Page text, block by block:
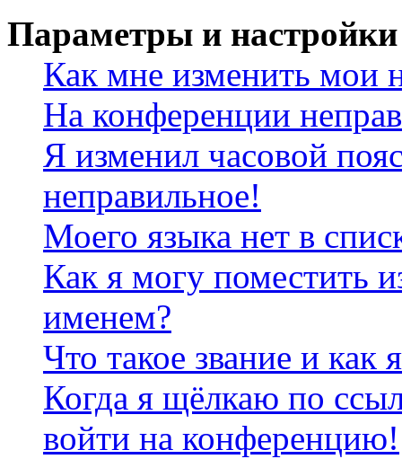
Параметры и настройки
Как мне изменить мои
На конференции
Я изменил часовой
неправильное!
Моего языка нет в
Как я могу поместить
именем?
Что такое звание и как
Когда я щёлкаю по
войти на конференцию!